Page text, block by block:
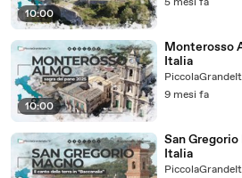
10:00
10:00
Monterosso
Italia
9 mesi fa
San
Italia